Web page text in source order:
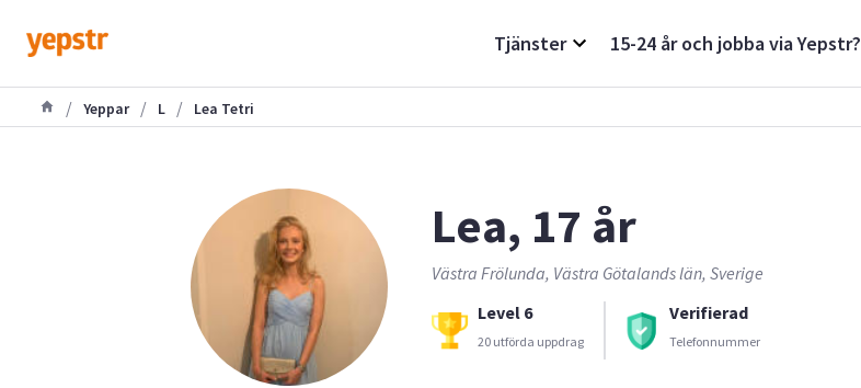
Tjänster 15-24 år och jobba via Yepstr?
/ Yeppar / L / Lea Tetri
Lea, 17 år
Västra Frölunda, Västra Götalands län, Sverige
Level 6
20 utförda uppdrag
Verifierad
Telefonnummer